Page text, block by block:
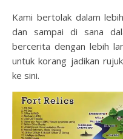
Kami bertolak dalam
dan sampai di sana
bercerita dengan lebih
untuk korang jadikan
ke sini.